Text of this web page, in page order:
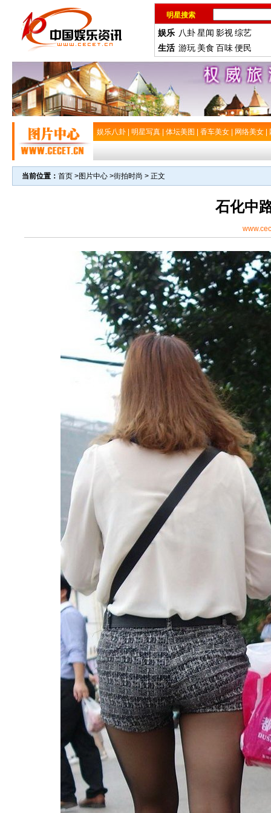
明星搜索
娱乐 八卦星闻 影视综艺
生活 游玩 美食 百味便民
娱乐八卦 明星写真 体坛美图 香车美女 网络美女
当前位置： 首页 >图片中心 >街拍时尚 > 正文
石化中